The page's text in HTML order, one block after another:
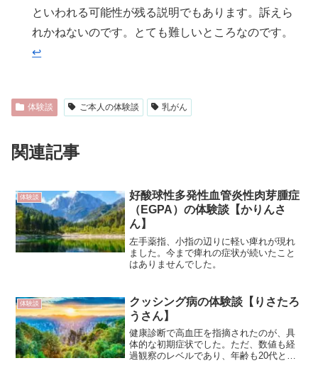
といわれる可能性が残る説明でもあります。訴えら
れかねないのです。とても難しいところなのです。
↩︎
体験談 ご本人の体験談 乳がん
関連記事
体験談
好酸球性多発性血管炎性肉芽腫症
（EGPA）の体験談【かりんさ
ん】
左手薬指、小指の辺りに軽い痺れが現れ
ました。今まで痺れの症状が続いたこと
はありませんでした。
体験談
クッシング病の体験談【りさたろ
うさん】
健康診断で高血圧を指摘されたのが、具
体的な初期症状でした。ただ、数値も経
過観察のレベルであり、年齢も20代とい